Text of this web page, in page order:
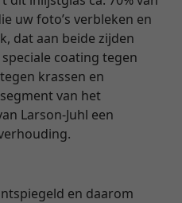
uw foto’s verbleken en
dat aan beide zijden
coating tegen
krassen en
van het
Larson-Juhl een
en daarom